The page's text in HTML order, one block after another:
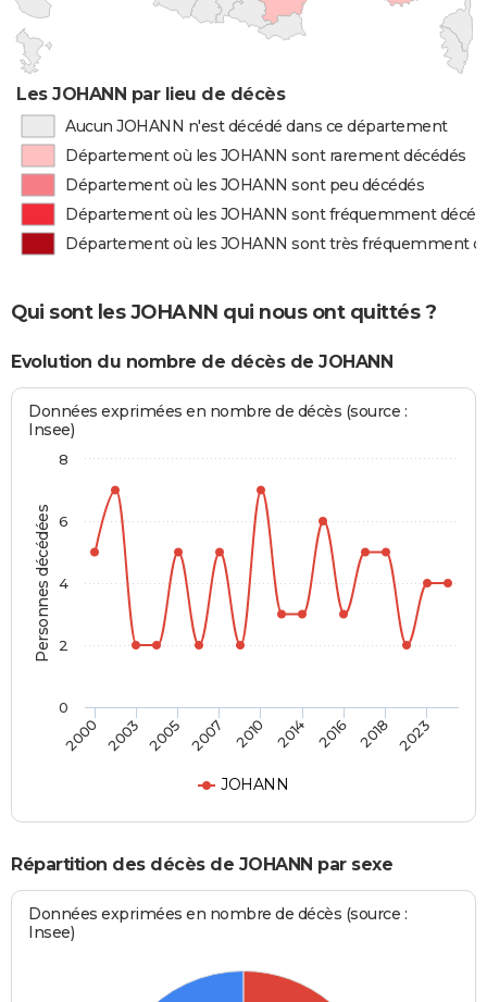
Les JOHANN par lieu de décès
Aucun JOHANN n'est décédé dans ce département
Département où les JOHANN sont rarement décédés
Département où les JOHANN sont peu décédés
Département où les JOHANN sont fréquemment
Département où les JOHANN sont très fréquemment
Qui sont les JOHANN qui nous ont quittés ?
Evolution du nombre de décès de JOHANN
Personnes décédées
Données exprimées en nombre de décès (source :
Insee)
JOHANN
2000 2003 2005 2007 2010 2014 2016 2018 2023
0
2
4
6
8
Répartition des décès de JOHANN par sexe
Données exprimées en nombre de décès (source :
Insee)